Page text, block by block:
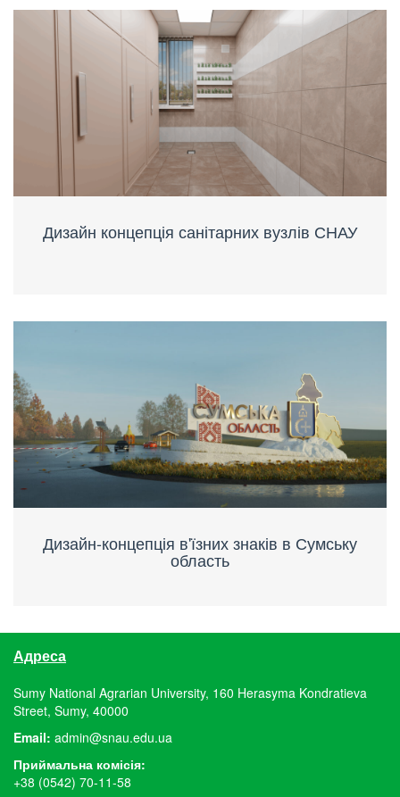
Дизайн концепція санітарних вузлів СНАУ
Дизайн-концепція в'їзних знаків в Сумську
область
Адреса
Sumy National Agrarian University, 160 Herasyma Kondratieva
Street, Sumy, 40000
Email: admin@snau.edu.ua
Приймальна комісія:
+38 (0542) 70-11-58